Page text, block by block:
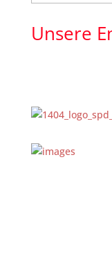
nach
Unsere